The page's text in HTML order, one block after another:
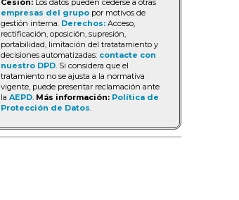
Cesión: Los datos pueden cederse a otras
empresas del grupo por motivos de
gestión interna. Derechos: Acceso,
rectificación, oposición, supresión,
portabilidad, limitación del tratatamiento y
decisiones automatizadas: contacte con
nuestro DPD. Si considera que el
tratamiento no se ajusta a la normativa
vigente, puede presentar reclamación ante
la AEPD. Más información: Política de
Protección de Datos.